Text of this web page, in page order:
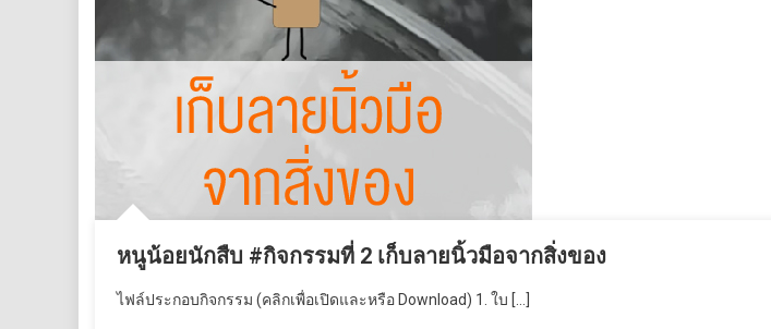
หนูน้อยนักสืบ #กิจกรรมที่ 2 เก็บลายนิ้วมือจากสิ่งของ
ไฟล์ประกอบกิจกรรม (คลิกเพื่อเปิดและหรือ Download) 1. ใบ […]